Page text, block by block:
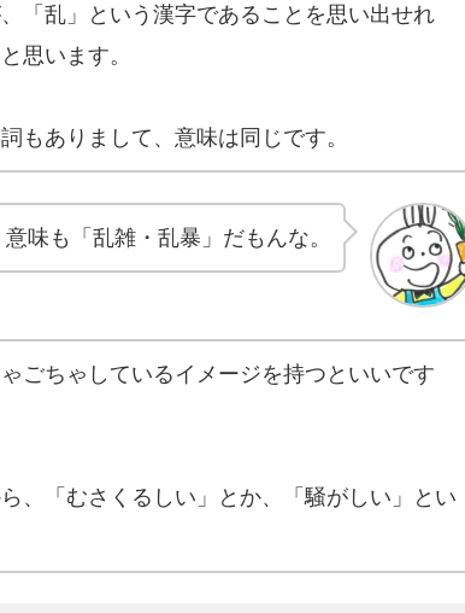
「乱」という漢字であることを思い出せれ
思います。
もありまして、意味は同じです。
味も「乱雑・乱暴」だもんな。
ごちゃしているイメージを持つといいです
、「むさくるしい」とか、「騒がしい」とい